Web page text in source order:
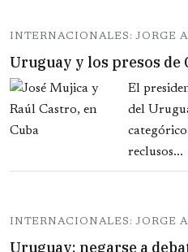
INTERNACIONALES: JORGE
Uruguay y los presos de
El
del
reclusos...
INTERNACIONALES: JORGE
Uruguay: negarse a